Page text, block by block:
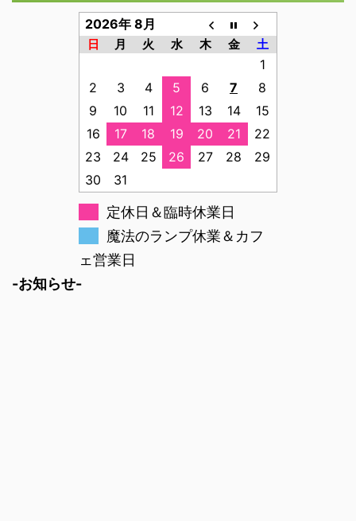
2026年 8月
日 月 火 水 木 金 土
1
2
3 4 5 6 7
8
9
10 11 12 13 14
15
16
17 18 19 20 21
22
23
24 25 26 27 28
29
30
31
定休日＆臨時休業日
魔法のランプ休業＆カフ
ェ営業日
-お知らせ-